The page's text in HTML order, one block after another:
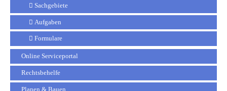
Sachgebiete
Aufgaben
Formulare
Online Serviceportal
Rechtsbehelfe
Planen & Bauen